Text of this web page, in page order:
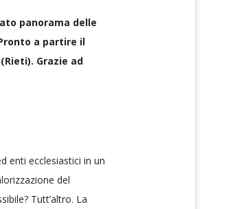
panorama delle
a partire il
Grazie ad
enti ecclesiastici in un
del
Tutt’altro. La